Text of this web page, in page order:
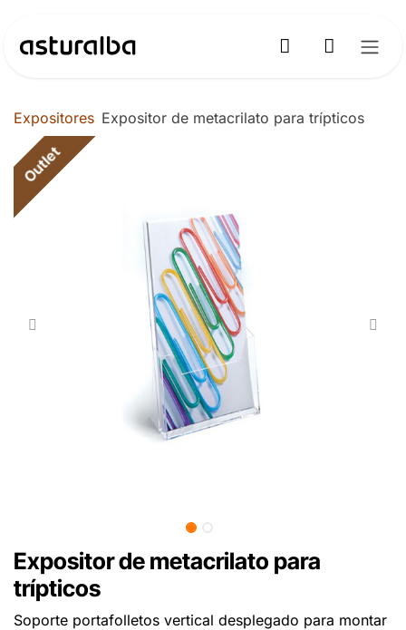
Expositores Expositor de metacrilato para trípticos
Outlet
Expositor de metacrilato para
trípticos
Soporte portafolletos vertical desplegado para montar